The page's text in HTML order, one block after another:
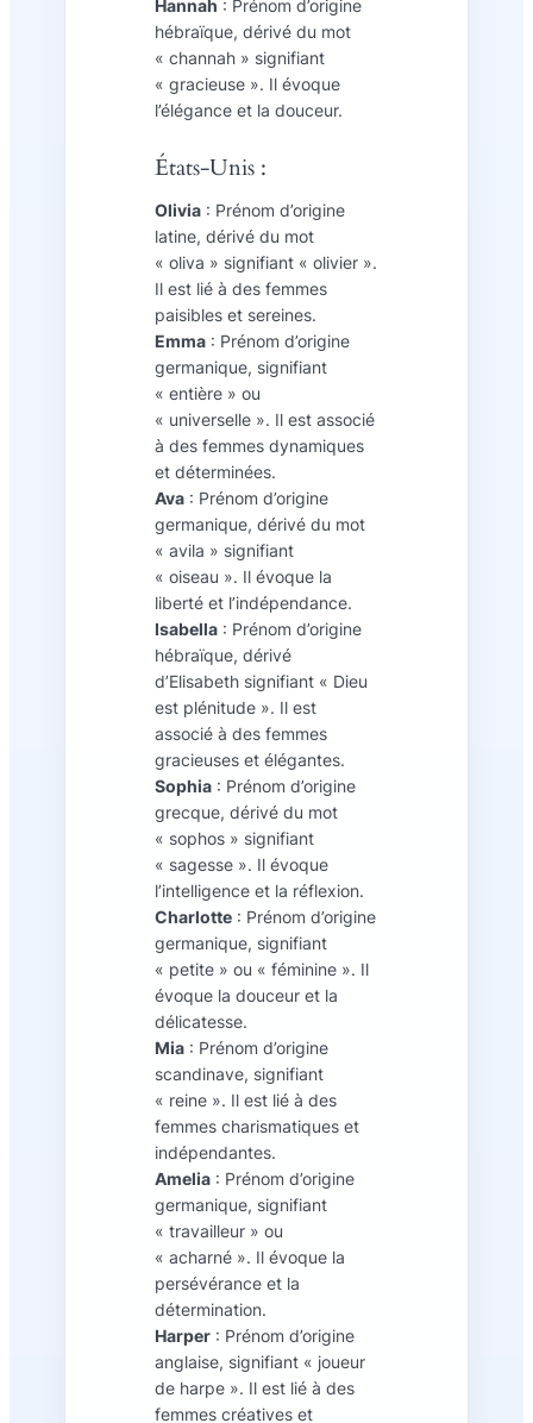
Hannah : Prénom d’origine
hébraïque, dérivé du mot
« channah » signifiant
« gracieuse ». Il évoque
l’élégance et la douceur.
États-Unis :
Olivia: Prénom d’origine
latine, dérivé du mot
« oliva » signifiant « olivier ».
Il est lié à des femmes
paisibles et sereines.
Emma: Prénom d’origine
germanique, signifiant
« entière » ou
« universelle ». Il est associé
à des femmes dynamiques
et déterminées.
Ava: Prénom d’origine
germanique, dérivé du mot
« avila » signifiant
« oiseau ». Il évoque la
liberté et l’indépendance.
Isabella: Prénom d’origine
hébraïque, dérivé
d’Elisabeth signifiant « Dieu
est plénitude ». Il est
associé à des femmes
gracieuses et élégantes.
Sophia: Prénom d’origine
grecque, dérivé du mot
« sophos » signifiant
« sagesse ». Il évoque
l’intelligence et la réflexion.
Charlotte: Prénom d’origine
germanique, signifiant
« petite » ou « féminine ». Il
évoque la douceur et la
délicatesse.
Mia: Prénom d’origine
scandinave, signifiant
« reine ». Il est lié à des
femmes charismatiques et
indépendantes.
Amelia: Prénom d’origine
germanique, signifiant
« travailleur » ou
« acharné ». Il évoque la
persévérance et la
détermination.
Harper: Prénom d’origine
anglaise, signifiant « joueur
de harpe ». Il est lié à des
femmes créatives et